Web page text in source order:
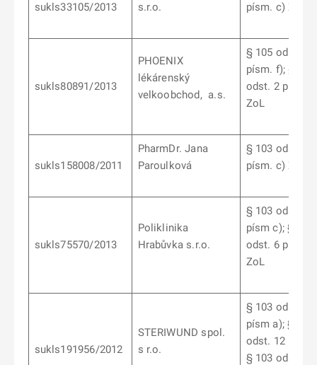
sukls33105/2013
s.r.o.
písm. c) ZoL
sukls80891/2013
PHOENIX
lékárenský
velkoobchod, a.s.
§ 105 odst. 2
písm. f); § 105
odst. 2 písm.
ZoL
sukls158008/2011
PharmDr. Jana
Paroulková
§ 103 odst. 9
písm. c) ZoL
sukls75570/2013
Poliklinika
Hrabůvka s.r.o.
§ 103 odst. 9
písm c); § 103
odst. 6 písm.
ZoL
sukls191956/2012
STERIWUND spol.
s r.o.
§ 103 odst. 1
písm a); §103
odst. 12 písm
§ 103 odst. 12